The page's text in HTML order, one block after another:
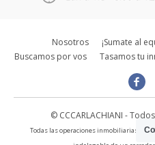
Nosotros
¡Sumate al
Buscamos por vos
Tasamos tu
© CCCARLACHIANI -
Todas las operaciones inmobiliarias son